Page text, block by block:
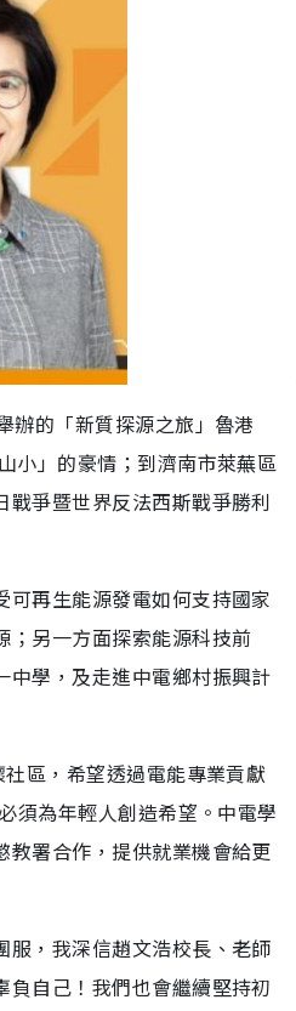
辦的「新質探源之旅」魯港
小」的豪情；到濟南市萊蕪區
爭暨世界反法西斯戰爭勝利
再生能源發電如何支持國家
；另一方面探索能源科技前
學，及走進中電鄉村振興計
區，希望透過電能專業貢獻
須為年輕人創造希望。中電學
教署合作，提供就業機會給更
，我深信趙文浩校長、老師
自己！我們也會繼續堅持初